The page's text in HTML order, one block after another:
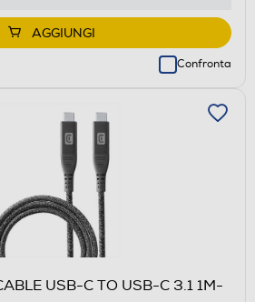
AGGIUNGI
Confronta
USB-C TO USB-C 3.1 1M-